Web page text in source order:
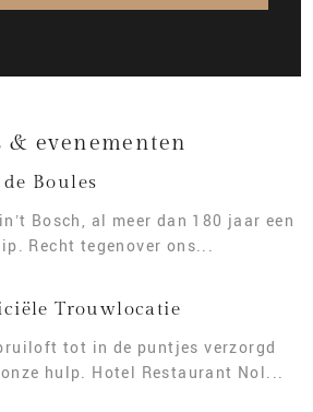
& evenementen
de Boules
Bosch, al meer dan 180 jaar een
Recht tegenover ons...
Trouwlocatie
tot in de puntjes verzorgd
hulp. Hotel Restaurant Nol...